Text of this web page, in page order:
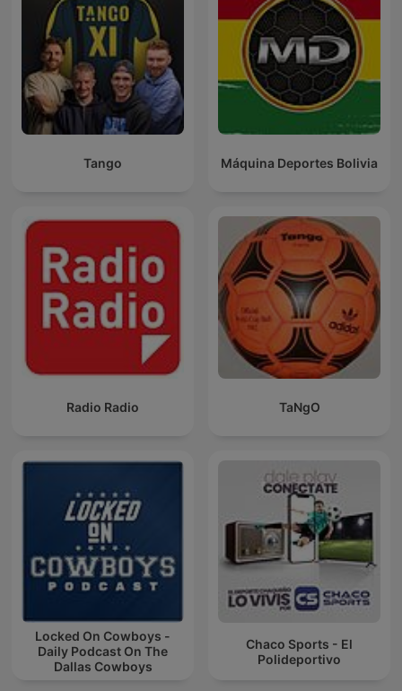
Tango Máquina Deportes Bolivia
Radio Radio TaNgO
Locked On Cowboys -
Daily Podcast On The
Dallas Cowboys
Chaco Sports - El
Polideportivo